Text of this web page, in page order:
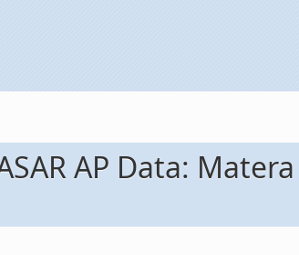
AP Data: Matera